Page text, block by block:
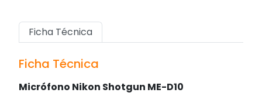
Ficha Técnica
Ficha Técnica
Micrófono Nikon Shotgun ME-D10